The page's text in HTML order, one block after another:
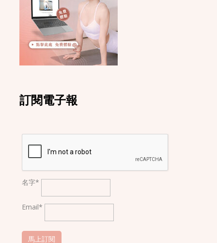
訂閱電子報
名字*
Email*